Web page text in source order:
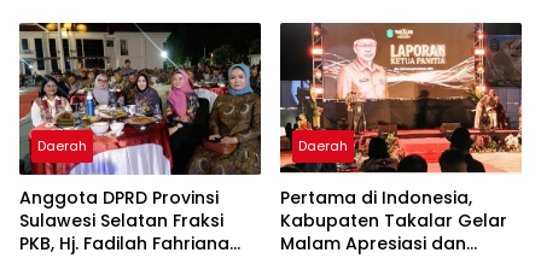
Pelayanan Kesehatan
Berkualitas
2026
Daerah
Anggota DPRD Provinsi
Sulawesi Selatan Fraksi
PKB, Hj. Fadilah Fahriana
Daerah
Pertama di Indonesia,
Kabupaten Takalar Gelar
Malam Apresiasi dan